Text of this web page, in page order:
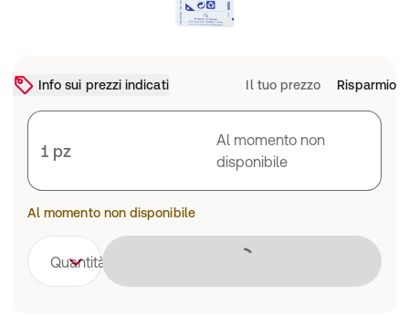
Info sui prezzi indicati Il tuo prezzo Risparmio
1 pz
Al momento non
disponibile
Al momento non disponibile
Quantità